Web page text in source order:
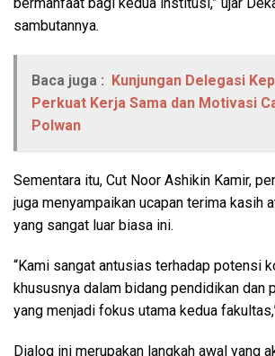
sambutannya.
Baca juga : Kunjungan Delegasi
Perkuat Kerja Sama dan Motivasi
Polwan
Sementara itu, Cut Noor Ashikin Kamir,
juga menyampaikan ucapan terima kasih
yang sangat luar biasa ini.
“Kami sangat antusias terhadap potensi
khususnya dalam bidang pendidikan dan
yang menjadi fokus utama kedua
Dialog ini merupakan langkah awal yang